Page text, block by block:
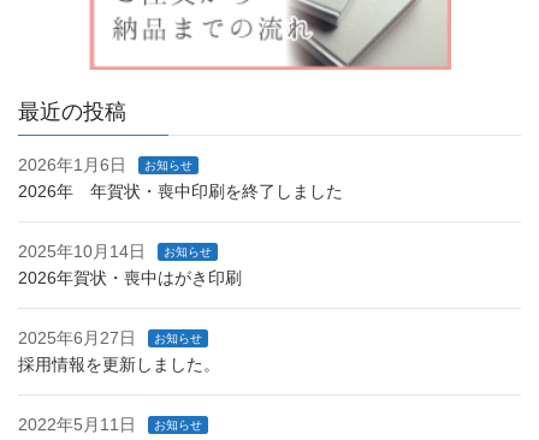
最近の投稿
2026年1月6日 お知らせ
2026年 年賀状・喪中印刷を終了しました
2025年10月14日 お知らせ
2026年賀状・喪中はがき印刷
2025年6月27日 お知らせ
採用情報を更新しました。
2022年5月11日 お知らせ